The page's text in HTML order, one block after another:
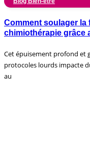
Comment soulager la
chimiothérapie grâce
Cet épuisement profond et
protocoles lourds impacte
au